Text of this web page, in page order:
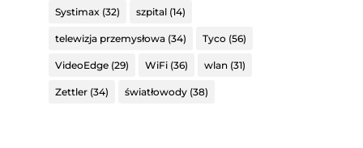
Systimax (32) szpital(14)
telewizja przemysłowa(34) Tyco (56)
VideoEdge(29) WiFi(36) wlan(31)
Zettler(34) światłowody(38)